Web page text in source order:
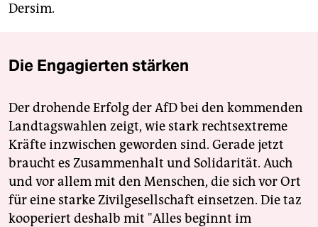
Dersim.
Die Engagierten stärken
Der drohende Erfolg der AfD bei den kommenden
Landtagswahlen zeigt, wie stark rechtsextreme
Kräfte inzwischen geworden sind. Gerade jetzt
braucht es Zusammenhalt und Solidarität. Auch
und vor allem mit den Menschen, die sich vor Ort
für eine starke Zivilgesellschaft einsetzen. Die taz
kooperiert deshalb mit "Alles beginnt im